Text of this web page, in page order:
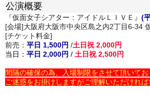
公演概要
『仮面女子シアター：アイドルＬＩＶＥ』 (
[会場]大阪府大阪市中央区島之内2丁目6-34
[チケット料金]
前売： 平日 1,500円 /土日祝 2,000円
当日： 平日 2,000円 / 土日祝 2,500円
間隔の確保の為、入場制限をさせて頂いてお
ご迷惑をお掛けしますがご理解いただければ